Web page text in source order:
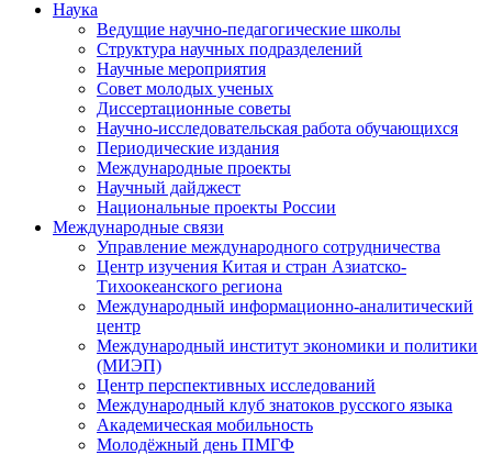
Наука
Ведущие научно-педагогические школы
Структура научных подразделений
Научные мероприятия
Совет молодых ученых
Диссертационные советы
Научно-исследовательская работа обучающихся
Периодические издания
Международные проекты
Научный дайджест
Национальные проекты России
Международные связи
Управление международного сотрудничества
Центр изучения Китая и стран Азиатско-
Тихоокеанского региона
Международный информационно-аналитический
центр
Международный институт экономики и политики
(МИЭП)
Центр перспективных исследований
Международный клуб знатоков русского языка
Академическая мобильность
Молодёжный день ПМГФ